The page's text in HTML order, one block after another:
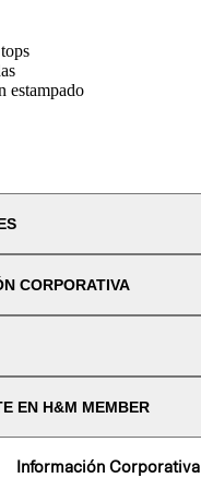
estampado
CORPORATIVA
EN H&M MEMBER
Información Corporativa